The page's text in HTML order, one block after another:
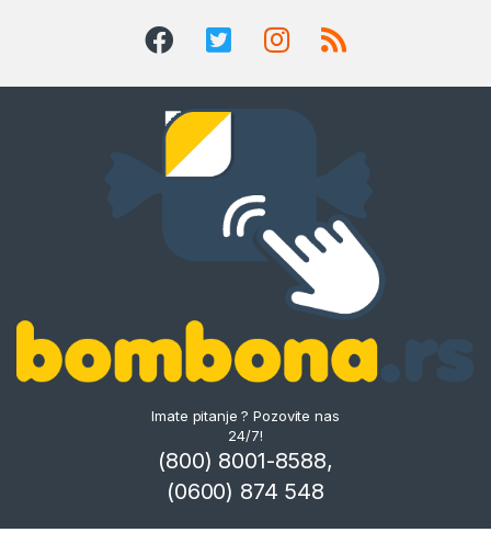
Imate pitanje ? Pozovite nas
24/7!
(800) 8001-8588,
(0600) 874 548